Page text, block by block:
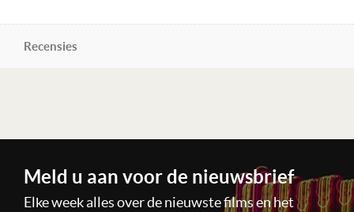
Recensies
Meld u aan voor de nieuwsbrief
Elke week alles over de nieuwste films en het